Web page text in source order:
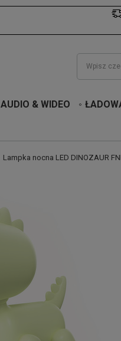
AUDIO & WIDEO
Lampka nocna LED DINOZAUR